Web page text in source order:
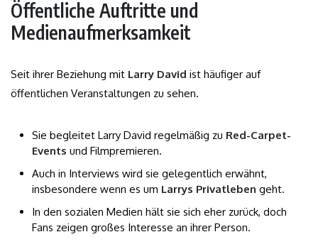
Öffentliche Auftritte und
Medienaufmerksamkeit
Seit ihrer Beziehung mit Larry David ist häufiger auf
öffentlichen Veranstaltungen zu sehen.
Sie begleitet Larry David regelmäßig zu Red-Carpet-
Events und Filmpremieren.
Auch in Interviews wird sie gelegentlich erwähnt,
insbesondere wenn es um Larrys Privatleben geht.
In den sozialen Medien hält sie sich eher zurück, doch
Fans zeigen großes Interesse an ihrer Person.